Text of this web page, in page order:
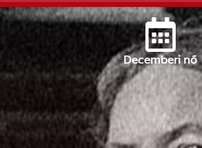
Decemberi nő